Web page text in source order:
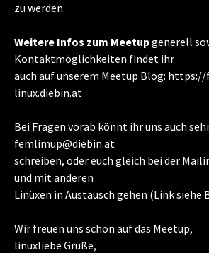
zu werden.
Weitere Infos zum Meetupgenerell
Kontaktmöglichkeiten findet ihr
auch auf unserem Meetup Blog:
linux.diebin.at
Bei Fragen vorab könnt ihr uns auch
femlimup@diebin.at
schreiben, oder euch gleich bei der
und mit anderen
Linüxen in Austausch gehen (Link siehe
Wir freuen uns schon auf das Meetup,
linuxliebe Grüße,